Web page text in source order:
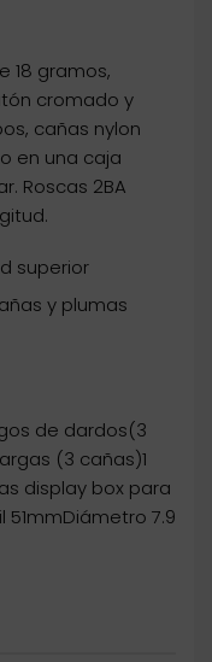
18 gramos,
cromado y
cañas nylon
en una caja
Roscas 2BA
superior
y plumas
de dardos(3
(3 cañas)1
display box para
51mmDiámetro 7.9